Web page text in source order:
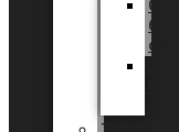
6
cm